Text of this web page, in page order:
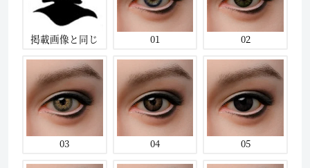
掲載画像と同じ 01 02
03 04 05